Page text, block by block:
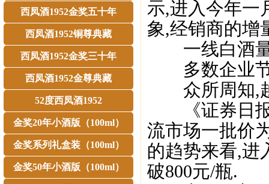
西凤酒1952金奖五十年
西凤酒1952铜尊典藏
西凤酒1952金奖三十年
西凤酒1952金尊典藏
52度西凤酒1952
金奖20年小酒版（100ml）
金奖系列礼盒装（100ml）
金奖50年小酒版（100ml）
示,进入今年一
象,经销商的增
一线白酒量
多数企业节
众所周知,越
《证券日报
流市场一批价
的趋势来看,进
破800元/瓶.